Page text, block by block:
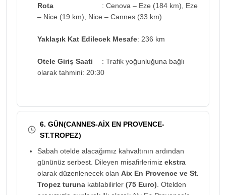
Rota
: Cenova – Eze (184 km), Eze
– Nice (19 km), Nice – Cannes (33 km)
Yaklaşık Kat Edilecek Mesafe: 236 km
Otele Giriş Saati
: Trafik yoğunluğuna bağlı
olarak tahmini: 20:30
6. GÜN(CANNES-AİX EN PROVENCE-
ST.TROPEZ)
Sabah otelde alacağımız kahvaltının ardından
gününüz serbest. Dileyen misafirlerimiz ekstra
olarak düzenlenecek olan Aix En Provence ve St.
Tropez turuna katılabilirler (75 Euro) . Otelden